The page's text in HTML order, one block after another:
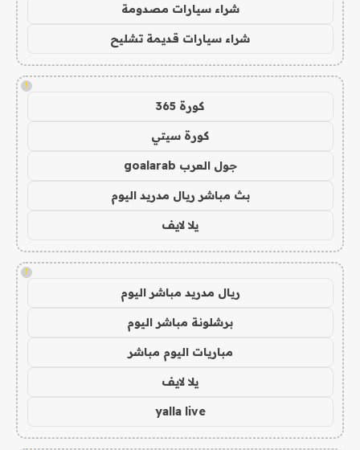
شراء سيارات مصدومة
شراء سيارات قديمة تشليح
!
كورة 365
كورة سيتي
جول العرب goalarab
بث مباشر ريال مدريد اليوم
يلا لايف
!
ريال مدريد مباشر اليوم
برشلونة مباشر اليوم
مباريات اليوم مباشر
يلا لايف
yalla live